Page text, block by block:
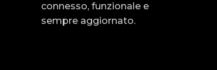
connesso, funzionale e
sempre aggiornato.